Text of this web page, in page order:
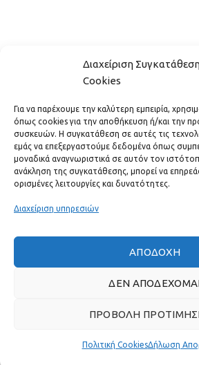
Διαχείριση
Cookies
Για να παρέχουμε την καλύτερη εμπειρία,
όπως cookies για την αποθήκευση ή/και την
συσκευών. Η συγκατάθεση σε αυτές τις
εμάς να επεξεργαστούμε δεδομένα όπως
μοναδικά αναγνωριστικά σε αυτόν τον
ανάκληση της συγκατάθεσης, μπορεί να
ορισμένες λειτουργίες και δυνατότητες.
Διαχείριση υπηρεσιών
ΑΠΟΔΟΧΉ
ΔΕΝ
ΠΡΟΒΟΛΉ
Πολιτική CookiesΔήλωση
ΧΡΗΣΙΜΟΙ ΣΥΝΔΕΣΜΟΙ
ΓΡΉΓΟΡΟ ΜΕΝΟΎ